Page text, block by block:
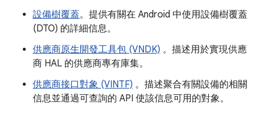
設備樹覆蓋。提供有關在 Android 中使用設備樹覆蓋
(DTO) 的詳細信息。
供應商原生開發工具包 (VNDK) 。描述用於實現供應
商 HAL 的供應商專有庫集。
供應商接口對象 (VINTF) 。描述聚合有關設備的相關
信息並通過可查詢的 API 使該信息可用的對象。